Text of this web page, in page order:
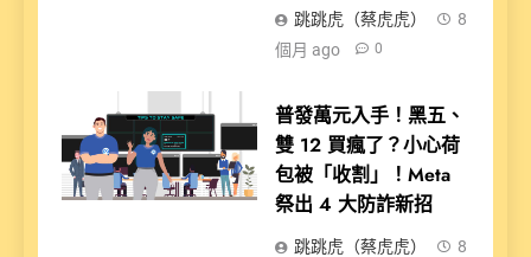
跳跳虎（蔡虎虎）
8
個月 ago
0
普發萬元入手！黑五、
雙 12 買瘋了？小心荷
包被「收割」！Meta
祭出 4 大防詐新招
跳跳虎（蔡虎虎）
8